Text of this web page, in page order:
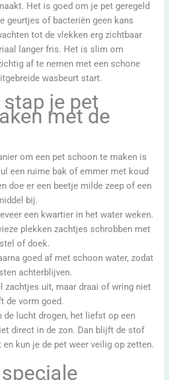
Het is goed om je pet geregeld
geurtjes of bacteriën geen kans
tot de vlekken erg zichtbaar
langer fris. Het is slim om
af te nemen met een schone
wasbeurt start.
je pet
met de
om een pet schoon te maken is
een ruime bak of emmer met koud
doe er een beetje milde zeep of een
bij.
een kwartier in het water weken.
plekken zachtjes schrobben met
of doek.
goed af met schoon water, zodat
achterblijven.
zachtjes uit, maar draai of wring niet
de vorm goed.
de lucht drogen, het liefst op een
direct in de zon. Dan blijft de stof
kun je de pet weer veilig op zetten.